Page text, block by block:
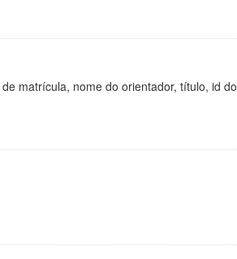
matrícula, nome do orientador, título, id do